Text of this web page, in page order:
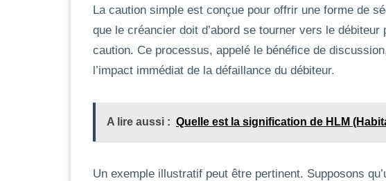
La caution simple est conçue pour offrir une forme de
que le créancier doit d’abord se tourner vers le débiteur
caution. Ce processus, appelé le bénéfice de
l’impact immédiat de la défaillance du débiteur.
A lire aussi : Quelle est la signification de HLM
Un exemple illustratif peut être pertinent. Supposons